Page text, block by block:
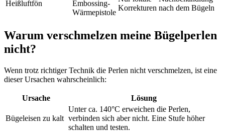
Heißluftfön
Embossing-
Wärmepistole
Korrekturen nach dem Bügeln
Warum verschmelzen meine Bügelperlen
nicht?
Wenn trotz richtiger Technik die Perlen nicht verschmelzen, ist eine
dieser Ursachen wahrscheinlich:
Ursache Lösung
Bügeleisen zu kalt
Unter ca. 140°C erweichen die Perlen,
verbinden sich aber nicht. Eine Stufe höher
schalten und testen.